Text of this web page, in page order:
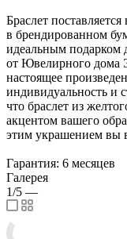
Браслет
в брендированном
идеальным подарком
от Ювелирного дома
настоящее
индивидуальность и
что браслет из
акцентом вашего
этим украшением вы
Гарантия: 6 месяцев
Галерея
1/5 —